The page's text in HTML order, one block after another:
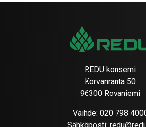
REDU konserni
Korvanranta 50
96300 Rovaniemi
Vaihde: 020 798
Sähköposti: